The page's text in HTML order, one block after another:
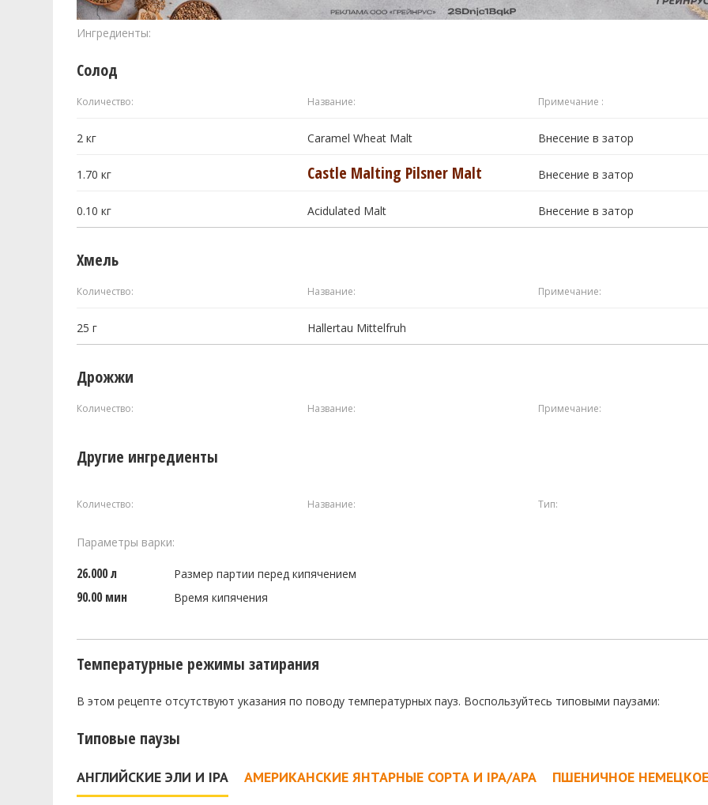
Ингредиенты:
Солод
Количество: Название: Примечание :
2кг Caramel Wheat Malt Внесение в затор
1.70кг Castle Malting Pilsner Malt Внесение в затор
0.10кг Acidulated Malt Внесение в затор
Хмель
Количество: Название: Примечание:
25г Hallertau Mittelfruh
Дрожжи
Количество: Название: Примечание:
Другие ингредиенты
Количество: Название: Тип:
Параметры варки:
26.000 л Размер партии перед кипячением
90.00 мин Время кипячения
Температурные режимы затирания
В этом рецепте отсутствуют указания по поводу температурных пауз. Воспользуйтесь типовыми паузами:
Типовые паузы
АНГЛИЙСКИЕ ЭЛИ И IPA АМЕРИКАНСКИЕ ЯНТАРНЫЕ СОРТА И IPA/APA ПШЕНИЧНОЕ